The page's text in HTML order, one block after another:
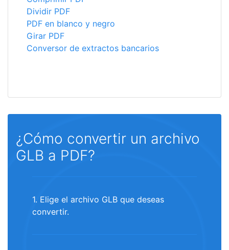
Dividir PDF
PDF en blanco y negro
Girar PDF
Conversor de extractos bancarios
¿Cómo convertir un archivo
GLB a PDF?
1. Elige el archivo GLB que deseas
convertir.